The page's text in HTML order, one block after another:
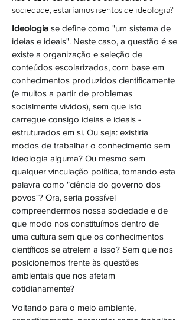
sociedade, estaríamos isentos de ideologia?
Ideologia se define como "um sistema de
ideias e ideais". Neste caso, a questão é se
existe a organização e seleção de
conteúdos escolarizados, com base em
conhecimentos produzidos cientificamente
(e muitos a partir de problemas
socialmente vividos), sem que isto
carregue consigo ideias e ideais -
estruturados em si. Ou seja: existiria
modos de trabalhar o conhecimento sem
ideologia alguma? Ou mesmo sem
qualquer vinculação política, tomando esta
palavra como "ciência do governo dos
povos"? Ora, seria possível
compreendermos nossa sociedade e de
que modo nos constituímos dentro de
uma cultura sem que os conhecimentos
científicos se atrelem a isso? Sem que nos
posicionemos frente às questões
ambientais que nos afetam
cotidianamente?
Voltando para o meio ambiente,